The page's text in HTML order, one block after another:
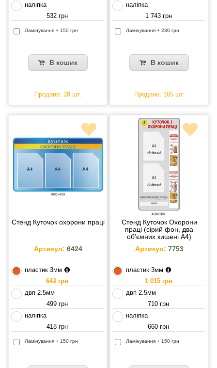
наліпка
532 грн
Ламінування + 150 грн
В кошик
Продано: 28 шт.
наліпка
1 743 грн
Ламінування + 230 грн
В кошик
Продано: 165 шт.
Стенд Куточок охорони праці
Артикул: 6424
пластик 3мм
643 грн
двп 2.5мм
499 грн
наліпка
418 грн
Ламінування + 150 грн
Стенд Куточок Охорони
праці (сірий фон, два
об'ємних кишені А4)
Артикул: 7753
пластик 3мм
1 015 грн
двп 2.5мм
710 грн
наліпка
660 грн
Ламінування + 150 грн